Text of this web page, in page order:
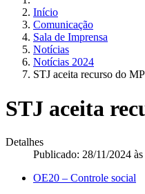
Início
Comunicação
Sala de Imprensa
Notícias
Notícias 2024
STJ aceita recurso do
STJ aceita
Detalhes
Publicado: 28/11/2024
OE20 – Controle social